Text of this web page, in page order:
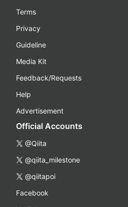
Terms
Privacy
Guideline
Media Kit
Feedback/Requests
Help
Advertisement
Official Accounts
@Qiita
@qiita_milestone
@qiitapoi
Facebook